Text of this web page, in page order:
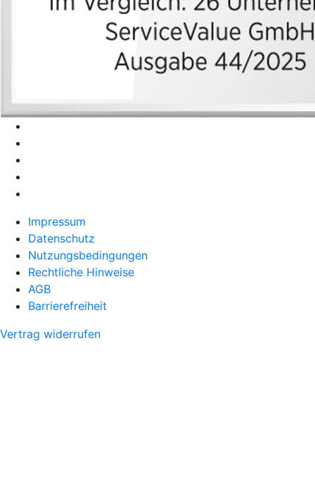
Impressum
Datenschutz
Nutzungsbedingungen
Rechtliche Hinweise
AGB
Barrierefreiheit
Vertrag widerrufen